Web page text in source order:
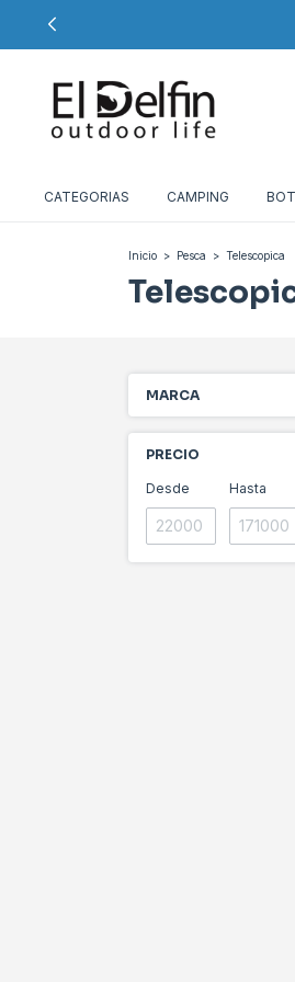
CATEGORIAS CAMPING
Inicio > Pesca > Telescopica
MARCA
PRECIO
Desde Hasta